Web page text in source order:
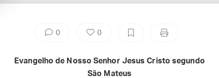
0 0
Evangelho de Nosso Senhor Jesus Cristo segundo
São Mateus